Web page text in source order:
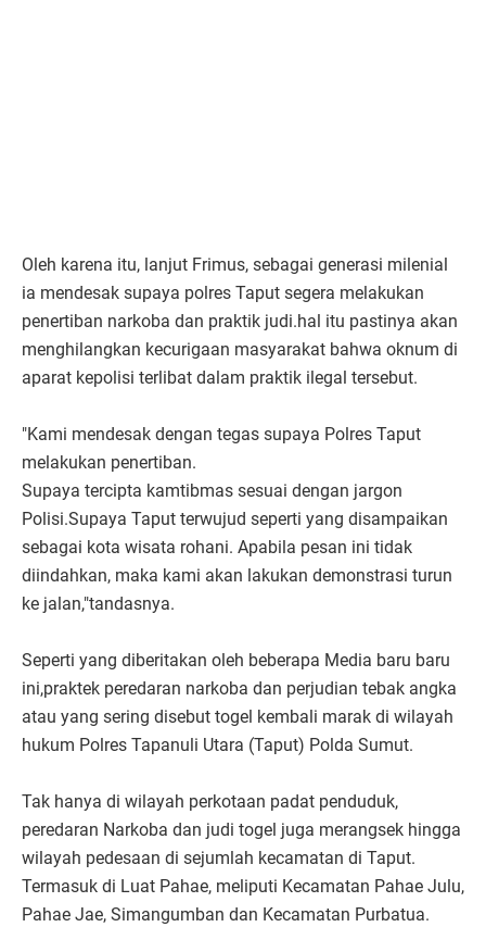
Oleh karena itu, lanjut Frimus, sebagai generasi milenial
ia mendesak supaya polres Taput segera melakukan
penertiban narkoba dan praktik judi.hal itu pastinya akan
menghilangkan kecurigaan masyarakat bahwa oknum di
aparat kepolisi terlibat dalam praktik ilegal tersebut.
"Kami mendesak dengan tegas supaya Polres Taput
melakukan penertiban.
Supaya tercipta kamtibmas sesuai dengan jargon
Polisi.Supaya Taput terwujud seperti yang disampaikan
sebagai kota wisata rohani. Apabila pesan ini tidak
diindahkan, maka kami akan lakukan demonstrasi turun
ke jalan,"tandasnya.
Seperti yang diberitakan oleh beberapa Media baru baru
ini,praktek peredaran narkoba dan perjudian tebak angka
atau yang sering disebut togel kembali marak di wilayah
hukum Polres Tapanuli Utara (Taput) Polda Sumut.
Tak hanya di wilayah perkotaan padat penduduk,
peredaran Narkoba dan judi togel juga merangsek hingga
wilayah pedesaan di sejumlah kecamatan di Taput.
Termasuk di Luat Pahae, meliputi Kecamatan Pahae Julu,
Pahae Jae, Simangumban dan Kecamatan Purbatua.